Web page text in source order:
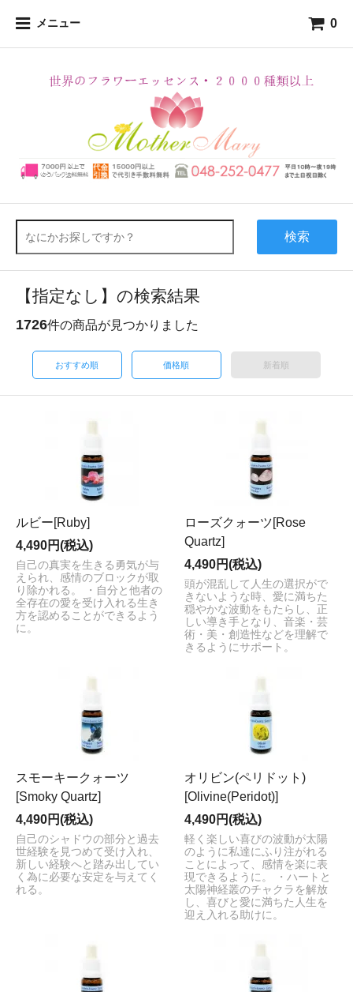
メニュー 0
検索
【指定なし】の検索結果
1726件の商品が見つかりました
おすすめ順 価格順 新着順
ルビー[Ruby]
4,490円(税込)
自己の真実を生きる勇気が与
えられ、感情のブロックが取
り除かれる。 ・自分と他者の
全存在の愛を受け入れる生き
方を認めることができるよう
に。
ローズクォーツ[Rose
Quartz]
4,490円(税込)
頭が混乱して人生の選択がで
きないような時、愛に満ちた
穏やかな波動をもたらし、正
しい導き手となり、音楽・芸
術・美・創造性などを理解で
きるようにサポート。
スモーキークォーツ
[Smoky Quartz]
4,490円(税込)
自己のシャドウの部分と過去
世経験を見つめて受け入れ、
新しい経験へと踏み出してい
く為に必要な安定を与えてく
れる。
オリビン(ペリドット)
[Olivine(Peridot)]
4,490円(税込)
軽く楽しい喜びの波動が太陽
のように私達にふり注がれる
ことによって、感情を楽に表
現できるように。 ・ハートと
太陽神経叢のチャクラを解放
し、喜びと愛に満ちた人生を
迎え入れる助けに。